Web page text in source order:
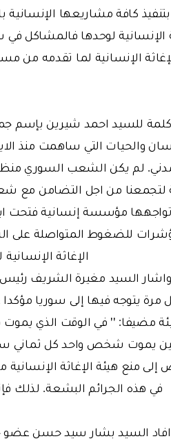
بتنفيذ كافة مشاريعها
الإنسانية لوحدها فالمشاكل
الإنسانية لما تقدمه من
للسيد احمد شيرين بإسم
والحيات التي ساهمت منذ
لم يكن الشعب السوري
لتجمعنا من اجل التضامن مع
تواجهها مؤسسة إنسانية فتحت
للضغوط المتواصلة على
الإغاثة
السيد مغيرة الشريف رئيس
مرة يتوجه فيها إلى سوريا
يموت شخص واحد كل ثماني
إلى منع هيئة الإغاثة
في هذه الجرائم البشعة. لذلك
السيد بشار سيد حسن عضو